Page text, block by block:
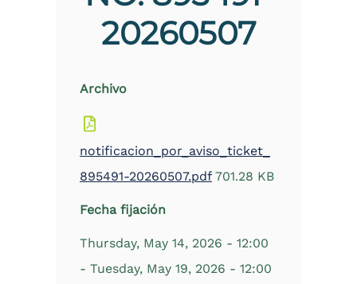
20260507
Archivo
notificacion_por_aviso_ticket_
895491-20260507.pdf 701.28 KB
Fecha fijación
Thursday, May 14, 2026 - 12:00
- Tuesday, May 19, 2026 - 12:00